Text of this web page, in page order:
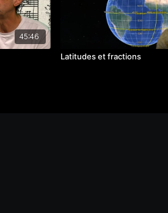
45:46
Latitudes et fractions